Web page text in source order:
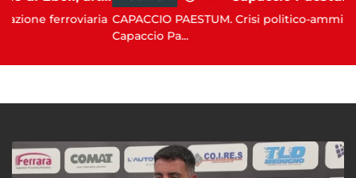
ferroviaria CAPACCIO PAESTUM. Crisi politico-amministrativa
Capaccio Pa...